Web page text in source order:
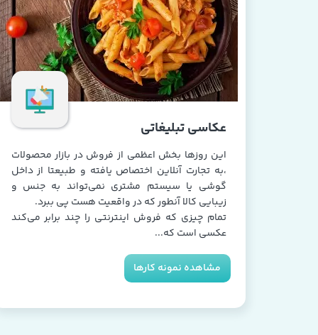
این روزها بخش اعظمی از فروش در بازار محصولات
،به تجارت آنلاین اختصاص یافته و طبیعتا از داخل
گوشی یا سیستم مشتری نمی‌تواند به جنس و
زیبایی کالا آنطور که در واقعیت هست پی ببرد.
تمام چیزی که فروش اینترنتی را چند برابر می‌کند
عکسی است که...
مشاهده نمونه کارها
عکاسی تبلیغاتی